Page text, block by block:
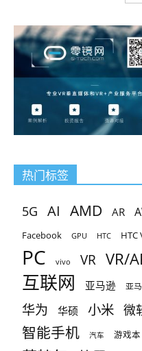
热门标签
5G AI AMD AR
Facebook GPU HTC HTC
PC vivo VR VR/
互联网 亚马逊 亚
华为 华硕 小米 微
智能手机 汽车 游戏本